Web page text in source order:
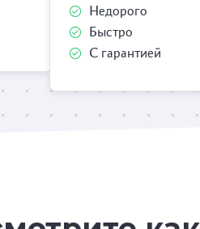
Недорого
Быстро
С гарантией